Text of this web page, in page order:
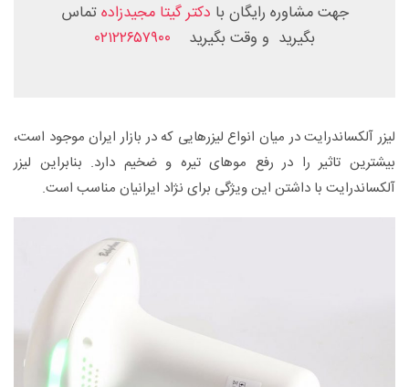
جهت مشاوره رایگان با دکتر گیتا مجیدزادهتماس
بگیرید و وقت بگیرید ۰۲۱۲۲۶۵۷۹۰۰
لیزر آلکساندرایت در میان انواع لیزرهایی که در بازار ایران موجود است،
بیشترین تاثیر را در رفع موهای تیره و ضخیم دارد. بنابراین لیزر
آلکساندرایت با داشتن این ویژگی برای نژاد ایرانیان مناسب است.